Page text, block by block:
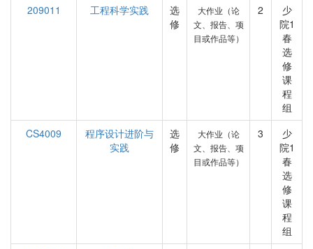
209011
工程科学实践
选
修
大作业（论
文、报告、项
目或作品等）
2
少
院1
春
选
修
课
程
组
CS4009
程序设计进阶与
实践
选
修
大作业（论
文、报告、项
目或作品等）
3
少
院1
春
选
修
课
程
组